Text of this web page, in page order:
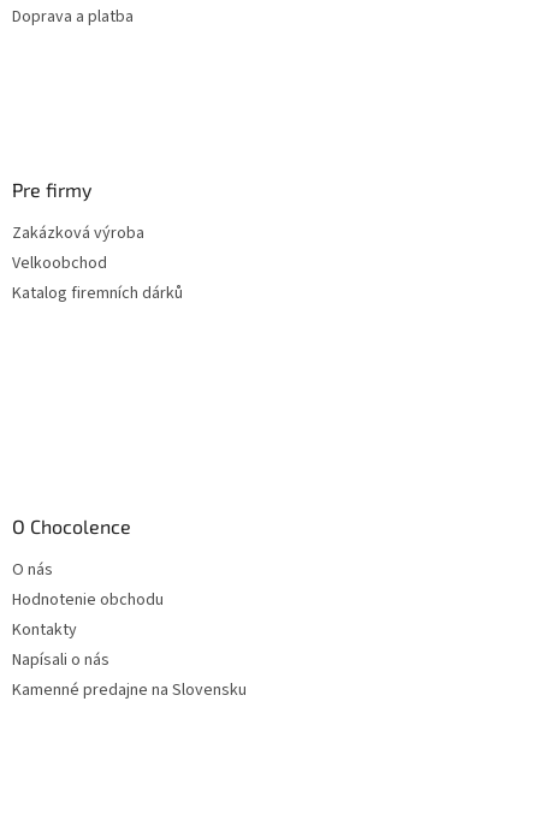
Doprava a platba
Pre firmy
Zakázková výroba
Velkoobchod
Katalog firemních dárků
O Chocolence
O nás
Hodnotenie obchodu
Kontakty
Napísali o nás
Kamenné predajne na Slovensku